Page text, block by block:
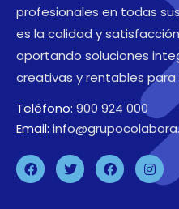
profesionales en todas
es la calidad y
aportando soluciones
creativas y rentables
Teléfono: 900 924 000
Email: